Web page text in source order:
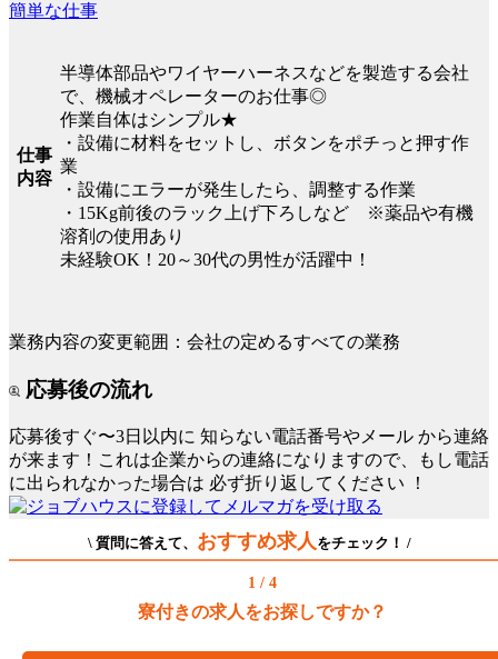
簡単な仕事
仕事
内容
半導体部品やワイヤーハーネスなどを製造する会社
で、機械オペレーターのお仕事◎
作業自体はシンプル★
・設備に材料をセットし、ボタンをポチっと押す作
業
・設備にエラーが発生したら、調整する作業
・15Kg前後のラック上げ下ろしなど ※薬品や有機
溶剤の使用あり
未経験OK！20～30代の男性が活躍中！
業務内容の変更範囲：会社の定めるすべての業務
応募後の流れ
応募後すぐ〜3日以内に 知らない電話番号やメール から連絡
が来ます！これは企業からの連絡になりますので、もし電話
に出られなかった場合は 必ず折り返してください ！
\ 質問に答えて、 おすすめ求人 をチェック！ /
1 / 4
寮付きの求人をお探しですか？